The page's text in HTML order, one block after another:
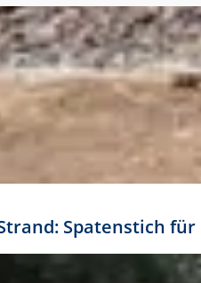
Spatenstich